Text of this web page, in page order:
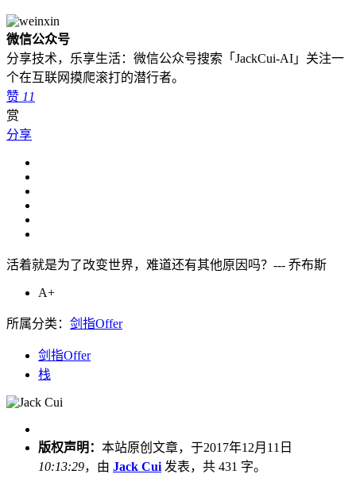
微信公众号
分享技术，乐享生活：微信公众号搜索「JackCui-AI」关注一
个在互联网摸爬滚打的潜行者。
赞 11
赏
分享
活着就是为了改变世界，难道还有其他原因吗？--- 乔布斯
A+
所属分类： 剑指Offer
剑指Offer
栈
版权声明： 本站原创文章，于2017年12月11日
10:13:29，由 Jack Cui 发表，共 431 字。